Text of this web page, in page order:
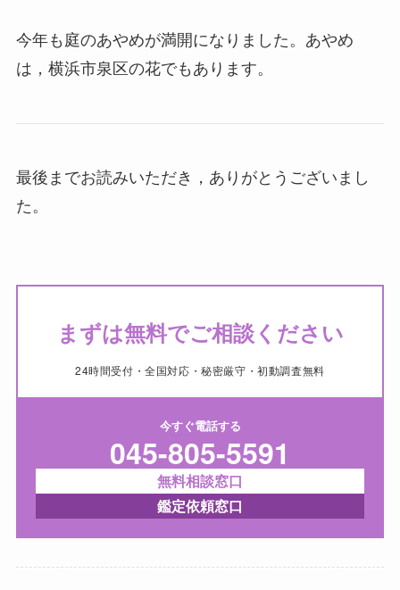
今年も庭のあやめが満開になりました。あやめ
は，横浜市泉区の花でもあります。
最後までお読みいただき，ありがとうございまし
た。
まずは無料でご相談ください
24時間受付・全国対応・秘密厳守・初動調査無料
今すぐ電話する
045-805-5591
無料相談窓口
鑑定依頼窓口